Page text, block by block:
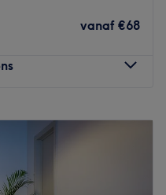
ambiance conviviale et
vanaf €68
10:00